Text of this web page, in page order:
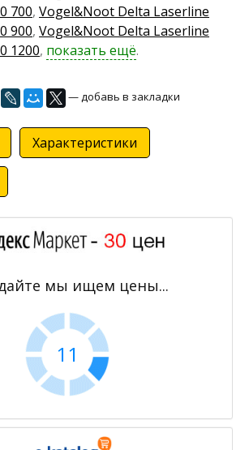
700, Vogel&Noot Delta Laserline
900, Vogel&Noot Delta Laserline
1200, показать ещё.
— добавь в закладки
Характеристики
мы ищем цены...
11